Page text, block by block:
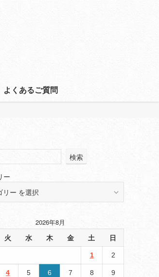
よくあるご質問
検索
ー
2026年8月
火 水 木 金 土 日
1 2
4 5 6 7 8 9